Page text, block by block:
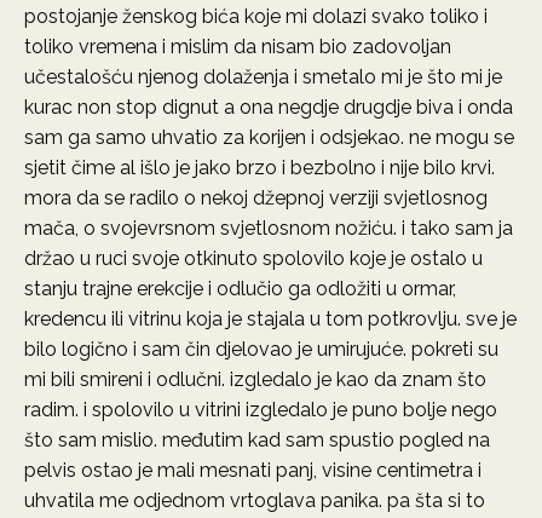
postojanje ženskog bića koje mi dolazi svako toliko i
toliko vremena i mislim da nisam bio zadovoljan
učestalošću njenog dolaženja i smetalo mi je što mi je
kurac non stop dignut a ona negdje drugdje biva i onda
sam ga samo uhvatio za korijen i odsjekao. ne mogu se
sjetit čime al išlo je jako brzo i bezbolno i nije bilo krvi.
mora da se radilo o nekoj džepnoj verziji svjetlosnog
mača, o svojevrsnom svjetlosnom nožiću. i tako sam ja
držao u ruci svoje otkinuto spolovilo koje je ostalo u
stanju trajne erekcije i odlučio ga odložiti u ormar,
kredencu ili vitrinu koja je stajala u tom potkrovlju. sve je
bilo logično i sam čin djelovao je umirujuće. pokreti su
mi bili smireni i odlučni. izgledalo je kao da znam što
radim. i spolovilo u vitrini izgledalo je puno bolje nego
što sam mislio. međutim kad sam spustio pogled na
pelvis ostao je mali mesnati panj, visine centimetra i
uhvatila me odjednom vrtoglava panika. pa šta si to